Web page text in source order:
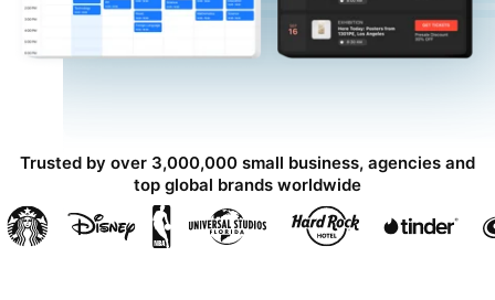
Trusted by over 3,000,000 small business, agencies and
top global brands worldwide